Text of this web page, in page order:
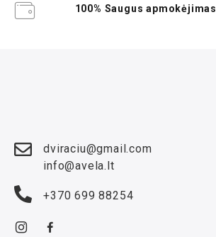
100% Saugus apmokėjimas
dviraciu@gmail.com
info@avela.lt
+370 699 88254